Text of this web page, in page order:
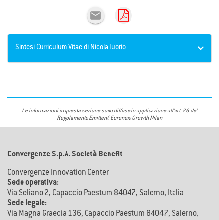

Sintesi Curriculum Vitae di Nicola Iuorio
Le informazioni in questa sezione sono diffuse in applicazione all’art. 26 del
Regolamento Emittenti Euronext Growth Milan
Convergenze S.p.A. Società Benefit
Convergenze Innovation Center
Sede operativa:
Via Seliano 2, Capaccio Paestum 84047, Salerno, Italia
Sede legale:
Via Magna Graecia 136, Capaccio Paestum 84047, Salerno,